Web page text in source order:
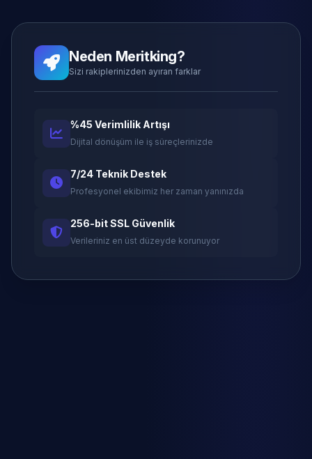
Neden Meritking?
Sizi rakiplerinizden ayıran farklar
%45 Verimlilik Artışı
Dijital dönüşüm ile iş süreçlerinizde
7/24 Teknik Destek
Profesyonel ekibimiz her zaman yanınızda
256-bit SSL Güvenlik
Verileriniz en üst düzeyde korunuyor